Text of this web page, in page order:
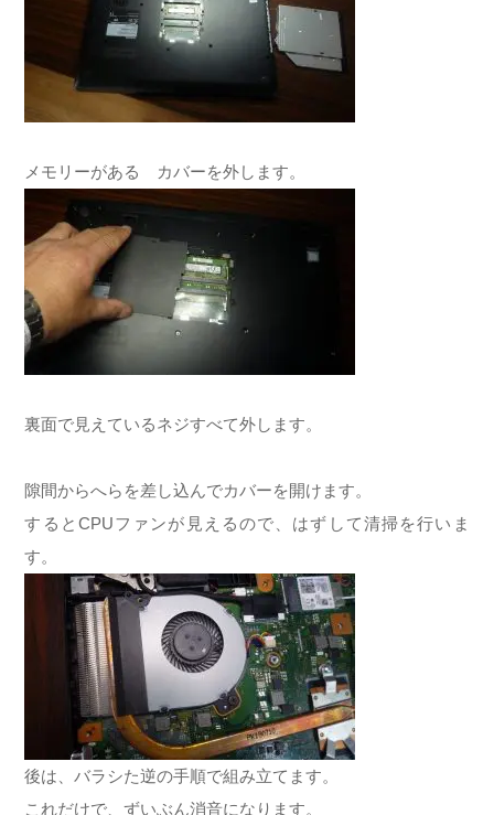
メモリーがある カバーを外します。
裏面で見えているネジすべて外します。
隙間からへらを差し込んでカバーを開けます。
するとCPUファンが見えるので、はずして清掃を行いま
す。
後は、バラシた逆の手順で組み立てます。
これだけで、ずいぶん消音になります。